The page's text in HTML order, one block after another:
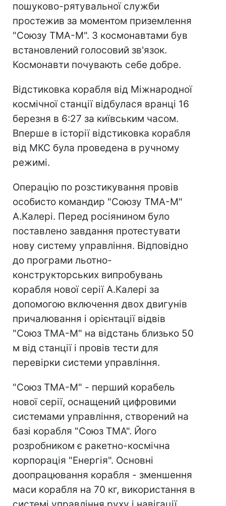
пошуково-рятувальної служби
простежив за моментом приземлення
"Союзу ТМА-М". З космонавтами був
встановлений голосовий зв'язок.
Космонавти почувають себе добре.
Відстиковка корабля від Міжнародної
космічної станції відбулася вранці 16
березня в 6:27 за київським часом.
Вперше в історії відстиковка корабля
від МКС була проведена в ручному
режимі.
Операцію по розстикування провів
особисто командир "Союзу ТМА-М"
А.Калері. Перед росіянином було
поставлено завдання протестувати
нову систему управління. Відповідно
до програми льотно-
конструкторських випробувань
корабля нової серії А.Калері за
допомогою включення двох двигунів
причалювання і орієнтації відвів
"Союз ТМА-М" на відстань близько 50
м від станції і провів тести для
перевірки системи управління.
"Союз ТМА-М" - перший корабель
нової серії, оснащений цифровими
системами управління, створений на
базі корабля "Союз ТМА". Його
розробником є ракетно-космічна
корпорація "Енергія". Основні
доопрацювання корабля - зменшення
маси корабля на 70 кг, використання в